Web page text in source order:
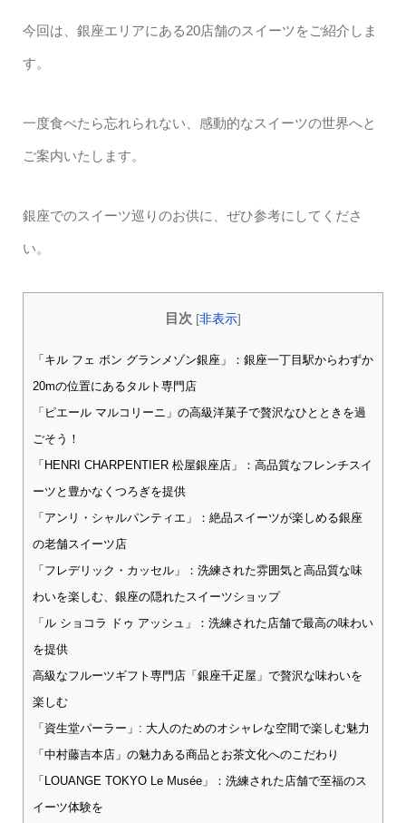
今回は、銀座エリアにある20店舗のスイーツをご紹介しま
す。
一度食べたら忘れられない、感動的なスイーツの世界へと
ご案内いたします。
銀座でのスイーツ巡りのお供に、ぜひ参考にしてくださ
い。
目次 [非表示]
「キル フェ ボン グランメゾン銀座」：銀座一丁目駅からわずか
20mの位置にあるタルト専門店
「ピエール マルコリーニ」の高級洋菓子で贅沢なひとときを過
ごそう！
「HENRI CHARPENTIER 松屋銀座店」：高品質なフレンチスイ
ーツと豊かなくつろぎを提供
「アンリ・シャルパンティエ」：絶品スイーツが楽しめる銀座
の老舗スイーツ店
「フレデリック・カッセル」：洗練された雰囲気と高品質な味
わいを楽しむ、銀座の隠れたスイーツショップ
「ル ショコラ ドゥ アッシュ」：洗練された店舗で最高の味わい
を提供
高級なフルーツギフト専門店「銀座千疋屋」で贅沢な味わいを
楽しむ
「資生堂パーラー」: 大人のためのオシャレな空間で楽しむ魅力
「中村藤吉本店」の魅力ある商品とお茶文化へのこだわり
「LOUANGE TOKYO Le Musée」：洗練された店舗で至福のス
イーツ体験を